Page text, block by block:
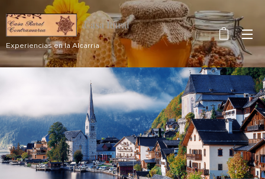
Casa Rural
Contramarea
Experiencias en la Alcarria